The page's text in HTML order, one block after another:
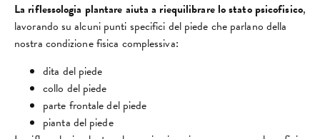
La riflessologia plantare aiuta a riequilibrare lo stato psicofisico,
lavorando su alcuni punti specifici del piede che parlano della
nostra condizione fisica complessiva:
dita del piede
collo del piede
parte frontale del piede
pianta del piede